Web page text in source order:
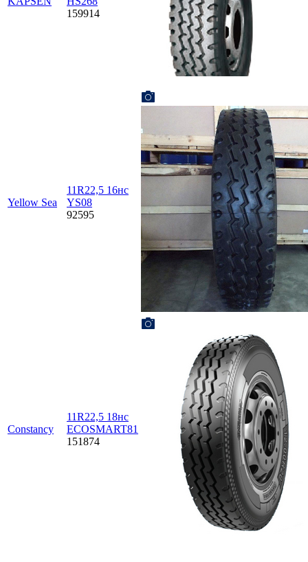
159914
Yellow Sea
11R22,5 16нс
YS08
92595
Constancy
11R22,5 18нc
ECOSMART81
151874